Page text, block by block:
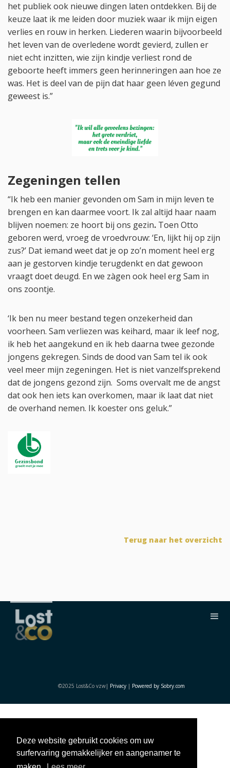
Deze website gebruikt cookies om uw
surfervaring gemakkelijker en aangenamer te
het publiek ook nieuwe dingen laten ontdekken. Bij de
keuze laat ik me leiden door muziek waar ik mijn eigen
verlies en rouw in herken. Liederen waarin bijvoorbeeld
het leven van de overledene wordt gevierd, zullen er
niet echt inzitten, wie zijn kindje verliest rond de
geboorte heeft immers geen herinneringen aan hoe ze
was. Het is deel van de pijn dat haar geen léven gegund
geweest is.”
Zegeningen tellen
“Ik heb een manier gevonden om Sam in mijn leven te
brengen en kan daarmee voort. Ik zal altijd haar naam
blijven noemen: ze hoort bij ons gezin. Toen Otto
geboren werd, vroeg de vroedvrouw: ‘En, lijkt hij op zijn
zus?’ Dat iemand weet dat je op zo’n moment heel erg
aan je gestorven kindje terugdenkt en dat gewoon
vraagt doet deugd. En we zàgen ook heel erg Sam in
ons zoontje.
‘Ik ben nu meer bestand tegen onzekerheid dan
voorheen. Sam verliezen was keihard, maar ik leef nog,
ik heb het aangekund en ik heb daarna twee gezonde
jongens gekregen. Sinds de dood van Sam tel ik ook
veel meer mijn zegeningen. Het is niet vanzelfsprekend
dat de jongens gezond zijn. Soms overvalt me de angst
dat ook hen iets kan overkomen, maar ik laat dat niet
de overhand nemen. Ik koester ons geluk.”
Terug naar het overzicht
©2025 Lost&Co vzw| Privacy | Powered by Sobry.com